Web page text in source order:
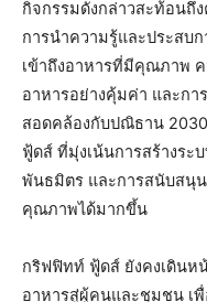
กิจกรรมดังกล่าวสะท้อนถึ
การนำความรู้และประสบ
เข้าถึงอาหารที่มีคุณภาพ
อาหารอย่างคุ้มค่า และกา
สอดคล้องกับปณิธาน
ฟู้ดส์ ที่มุ่งเน้นการสร้างร
พันธมิตร และการสนับสนุ
คุณภาพได้มากขึ้น
กริฟฟิทท์ ฟู้ดส์ ยังคงเดิน
อาหารสู่ผู้คนและชุมชน เ